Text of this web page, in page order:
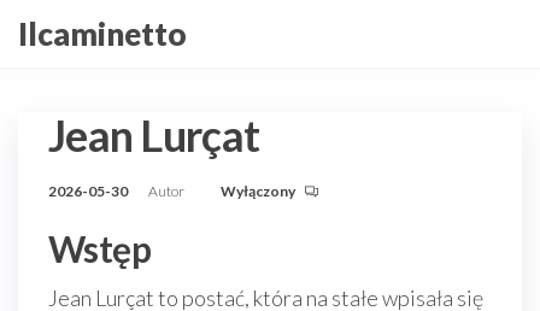
Przejdź
doIlcaminetto
Jean Lurçat
2026-05-30 Autor Wyłączony
Wstęp
Jean Lurçat to postać, która na stałe wpisała się